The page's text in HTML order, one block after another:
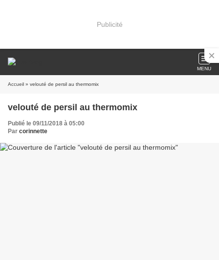
Publicité
MENU
Accueil » velouté de persil au thermomix
velouté de persil au thermomix
Publié le 09/11/2018 à 05:00
Par corinnette